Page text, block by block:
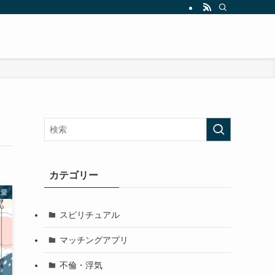
カテゴリー
スピリチュアル
マッチングアプリ
不倫・浮気